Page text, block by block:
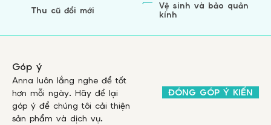
Thu cũ đổi mới
Vệ sinh và bảo quản
kính
Góp ý
Anna luôn lắng nghe để tốt
hơn mỗi ngày. Hãy để lại
góp ý để chúng tôi cải thiện
sản phẩm và dịch vụ.
ĐÓNG GÓP Ý KIẾN